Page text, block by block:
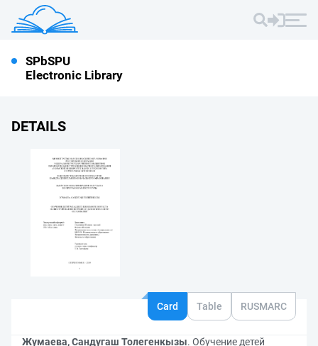
SPbSPU
Electronic Library
DETAILS
Card Table RUSMARC
Жумаева, Сандугаш Толегенкызы. Обучение детей